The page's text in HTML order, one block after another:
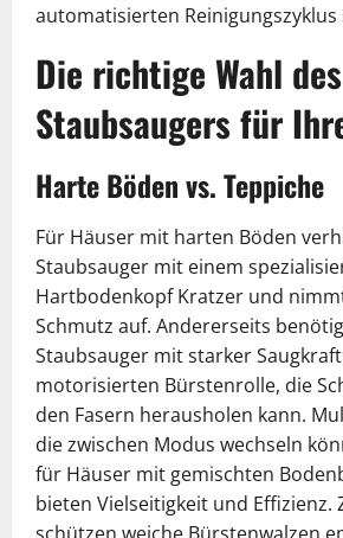
automatisierten Reinigungszyklus
Die richtige Wahl des
Staubsaugers für
Harte Böden vs. Teppiche
Für Häuser mit harten Böden
Staubsauger mit einem
Hartbodenkopf Kratzer und
Schmutz auf. Andererseits
Staubsauger mit starker
motorisierten Bürstenrolle, die
den Fasern herausholen kann.
die zwischen Modus wechseln
für Häuser mit gemischten
bieten Vielseitigkeit und Effizienz.